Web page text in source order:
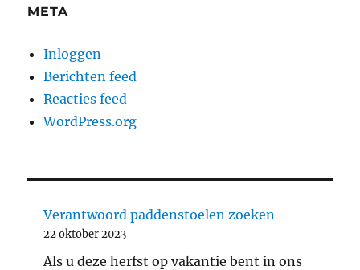
META
Inloggen
Berichten feed
Reacties feed
WordPress.org
Verantwoord paddenstoelen zoeken
22 oktober 2023
Als u deze herfst op vakantie bent in ons